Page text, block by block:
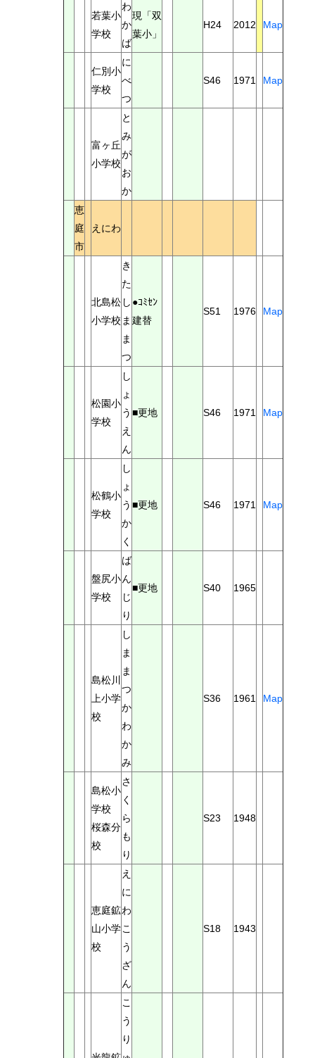
若葉小
学校
わ
か
ば
現「双
葉小」
H24 2012 Map
仁別小
学校
に
べ
つ
S46 1971 Map
富ヶ丘
小学校
と
み
が
お
か
恵
庭
市
えにわ
北島松
小学校
き
た
し
ま
ま
つ
●ｺﾐｾﾝ
建替
S51 1976 Map
松園小
学校
し
ょ
う
え
ん
■更地 S46 1971 Map
松鶴小
学校
し
ょ
う
か
く
■更地 S46 1971 Map
盤尻小
学校
ば
ん
じ
り
■更地 S40 1965
島松川
上小学
校
し
ま
ま
つ
か
わ
か
み
S36 1961 Map
島松小
学校
桜森分
校
さ
く
ら
も
り
S23 1948
恵庭鉱
山小学
校
え
に
わ
こ
う
ざ
ん
S18 1943
こ
う
り